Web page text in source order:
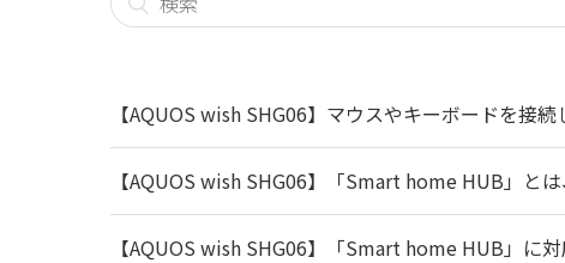
【AQUOS wish SHG06】マウスやキーボードを接
【AQUOS wish SHG06】「Smart home HUB」と
【AQUOS wish SHG06】「Smart home HUB」に